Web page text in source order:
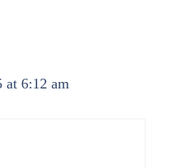
at 6:12 am